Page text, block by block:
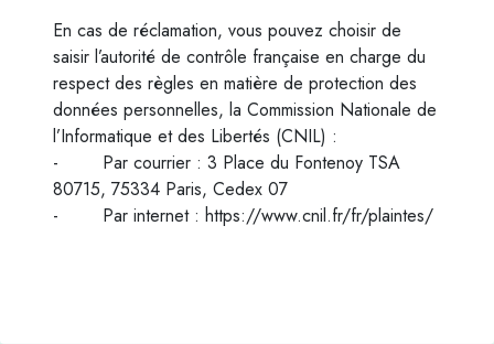
En cas de réclamation, vous pouvez choisir de
saisir l’autorité de contrôle française en charge du
respect des règles en matière de protection des
données personnelles, la Commission Nationale de
l’Informatique et des Libertés (CNIL) :
- Par courrier : 3 Place du Fontenoy TSA
80715, 75334 Paris, Cedex 07
- Par internet : https://www.cnil.fr/fr/plaintes/